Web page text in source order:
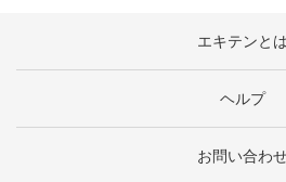
エキテンとは
ヘルプ
お問い合わ